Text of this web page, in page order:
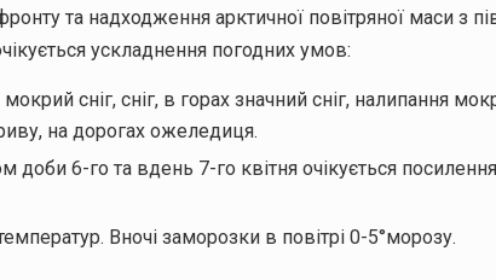
та надходження арктичної повітряної маси з
ускладнення погодних умов:
сніг, сніг, в горах значний сніг, налипання
на дорогах ожеледиця.
6-го та вдень 7-го квітня очікується
Вночі заморозки в повітрі 0-5°морозу.